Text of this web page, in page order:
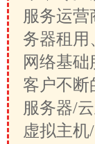
服务运
务器租用
网络基
客户不断
服务器/
虚拟主